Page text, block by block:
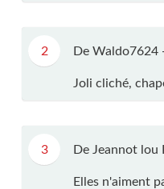
2 De Waldo7624
Joli cliché,
3 De Jeannot lou
Elles n'aiment